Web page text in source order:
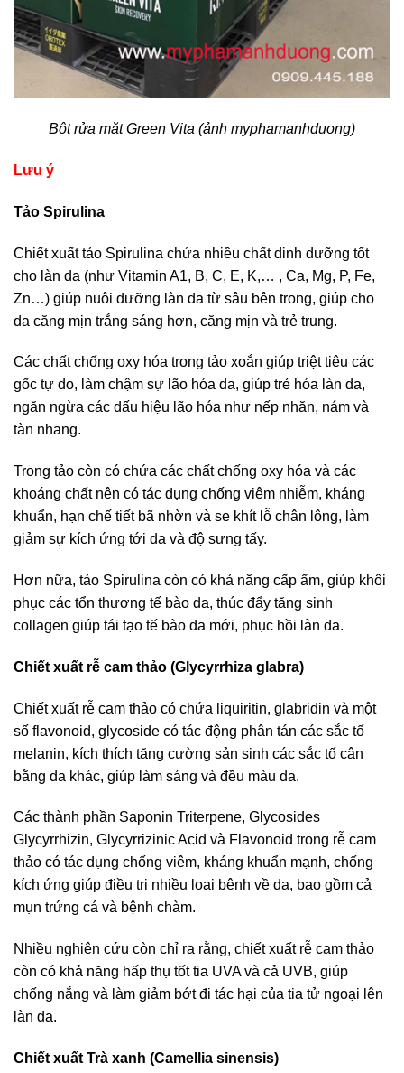
Bột rửa mặt Green Vita (ảnh myphamanhduong)
Lưu ý
Tảo Spirulina
Chiết xuất tảo Spirulina chứa nhiều chất dinh dưỡng tốt
cho làn da (như Vitamin A1, B, C, E, K,… , Ca, Mg, P, Fe,
Zn…) giúp nuôi dưỡng làn da từ sâu bên trong, giúp cho
da căng mịn trắng sáng hơn, căng mịn và trẻ trung.
Các chất chống oxy hóa trong tảo xoắn giúp triệt tiêu các
gốc tự do, làm chậm sự lão hóa da, giúp trẻ hóa làn da,
ngăn ngừa các dấu hiệu lão hóa như nếp nhăn, nám và
tàn nhang.
Trong tảo còn có chứa các chất chống oxy hóa và các
khoáng chất nên có tác dụng chống viêm nhiễm, kháng
khuẩn, hạn chế tiết bã nhờn và se khít lỗ chân lông, làm
giảm sự kích ứng tới da và độ sưng tấy.
Hơn nữa, tảo Spirulina còn có khả năng cấp ẩm, giúp khôi
phục các tổn thương tế bào da, thúc đẩy tăng sinh
collagen giúp tái tạo tế bào da mới, phục hồi làn da.
Chiết xuất rễ cam thảo (Glycyrrhiza glabra)
Chiết xuất rễ cam thảo có chứa liquiritin, glabridin và một
số flavonoid, glycoside có tác động phân tán các sắc tố
melanin, kích thích tăng cường sản sinh các sắc tố cân
bằng da khác, giúp làm sáng và đều màu da.
Các thành phần Saponin Triterpene, Glycosides
Glycyrrhizin, Glycyrrizinic Acid và Flavonoid trong rễ cam
thảo có tác dụng chống viêm, kháng khuẩn mạnh, chống
kích ứng giúp điều trị nhiều loại bệnh về da, bao gồm cả
mụn trứng cá và bệnh chàm.
Nhiều nghiên cứu còn chỉ ra rằng, chiết xuất rễ cam thảo
còn có khả năng hấp thụ tốt tia UVA và cả UVB, giúp
chống nắng và làm giảm bớt đi tác hại của tia tử ngoại lên
làn da.
Chiết xuất Trà xanh (Camellia sinensis)